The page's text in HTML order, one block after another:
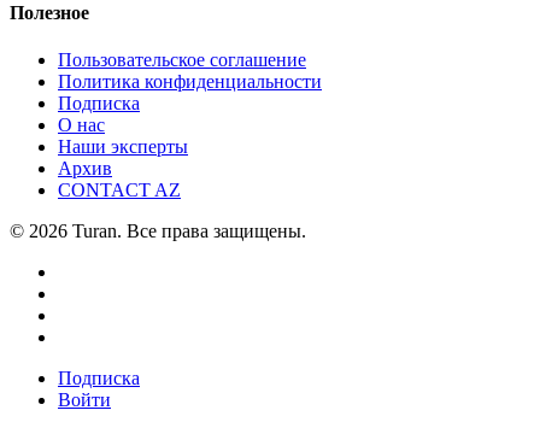
Полезное
Пользовательское соглашение
Политика конфиденциальности
Подписка
О нас
Наши эксперты
Архив
CONTACT AZ
© 2026 Turan. Все права защищены.
Подписка
Войти